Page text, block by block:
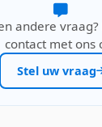
andere
contact met ons
Stel uw vraag